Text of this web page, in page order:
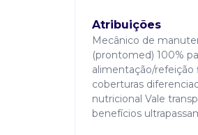
Atribuições
Mecânico de
(prontomed) 100%
alimentação/
coberturas
nutricional Vale
benefícios